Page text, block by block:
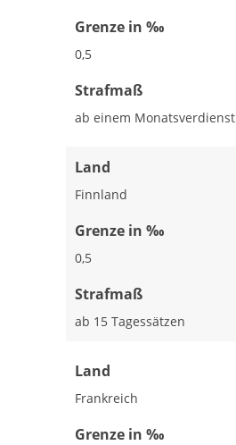
Grenze in ‰
0,5
Strafmaß
ab einem Monatsverdienst
Land
Finnland
Grenze in ‰
0,5
Strafmaß
ab 15 Tagessätzen
Land
Frankreich
Grenze in ‰